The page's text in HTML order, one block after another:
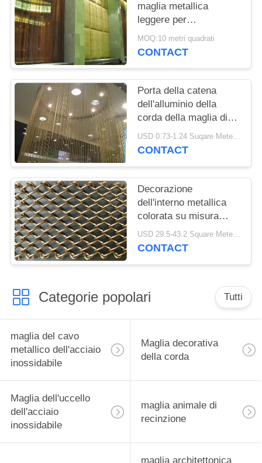
maglia metallica
leggere per
l'hotel/l'oro/Gunmetal
dell'ingresso
MOQ:10 metri quadrati
CONTACT
Porta della catena
dell'alluminio della
corda della maglia di
Deco/tenda anodizzate
dello schermo mosca
USD 0.73-1.24 Suqare Meters MOQ:10 metri quadri
CONTACT
Decorazione
dell'interno metallica
colorata su misura
della tenda maglia della
catena/della tenda
USD 29.5-43.2 Square Meters MOQ:10 metri quadrati
CONTACT
Categorie popolari Tutti
maglia del cavo
metallico dell'acciaio
inossidabile
Maglia decorativa
della corda
Maglia dell'uccello
dell'acciaio
inossidabile
maglia animale di
recinzione
maglia architettonica